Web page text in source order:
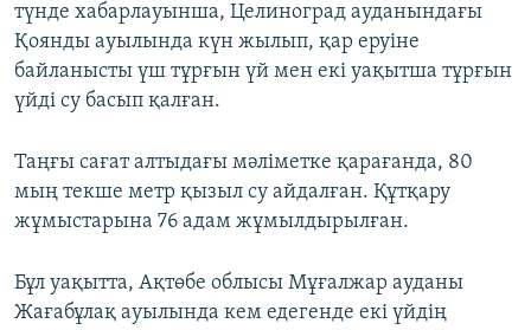
түнде хабарлауынша, Целиноград ауданындағы
Қоянды ауылында күн жылып, қар еруіне
байланысты үш тұрғын үй мен екі уақытша тұрғын
үйді су басып қалған.
Таңғы сағат алтыдағы мәліметке қарағанда, 80
мың текше метр қызыл су айдалған. Құтқару
жұмыстарына 76 адам жұмылдырылған.
Бұл уақытта, Ақтөбе облысы Мұғалжар ауданы
Жағабұлақ ауылында кем едегенде екі үйдің